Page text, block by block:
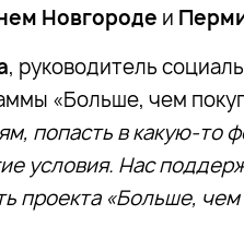
Новгороде и
, руководитель
«Больше, чем
попасть в какую-то
условия. Нас
проекта «Больше, чем